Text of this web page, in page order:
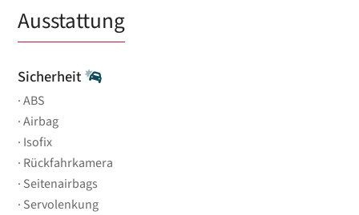
Ausstattung
Sicherheit
ABS
Airbag
Isofix
Rückfahrkamera
Seitenairbags
Servolenkung